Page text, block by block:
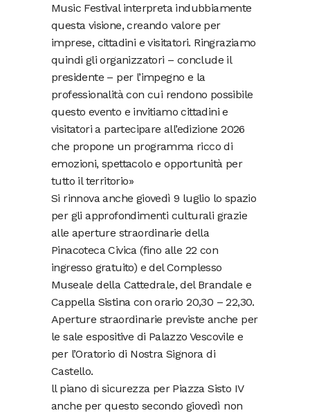
Music Festival interpreta indubbiamente
questa visione, creando valore per
imprese, cittadini e visitatori. Ringraziamo
quindi gli organizzatori – conclude il
presidente – per l’impegno e la
professionalità con cui rendono possibile
questo evento e invitiamo cittadini e
visitatori a partecipare all’edizione 2026
che propone un programma ricco di
emozioni, spettacolo e opportunità per
tutto il territorio»
Si rinnova anche giovedì 9 luglio lo spazio
per gli approfondimenti culturali grazie
alle aperture straordinarie della
Pinacoteca Civica (fino alle 22 con
ingresso gratuito) e del Complesso
Museale della Cattedrale, del Brandale e
Cappella Sistina con orario 20,30 – 22,30.
Aperture straordinarie previste anche per
le sale espositive di Palazzo Vescovile e
per l’Oratorio di Nostra Signora di
Castello.
ll piano di sicurezza per Piazza Sisto IV
anche per questo secondo giovedì non